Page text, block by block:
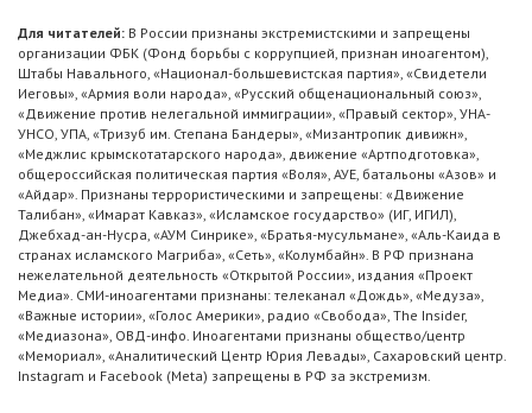
Для читателей: В России признаны экстремистскими и запрещены
организации ФБК (Фонд борьбы с коррупцией, признан иноагентом),
Штабы Навального, «Национал-большевистская партия», «Свидетели
Иеговы», «Армия воли народа», «Русский общенациональный союз»,
«Движение против нелегальной иммиграции», «Правый сектор», УНА-
УНСО, УПА, «Тризуб им. Степана Бандеры», «Мизантропик дивижн»,
«Меджлис крымскотатарского народа», движение «Артподготовка»,
общероссийская политическая партия «Воля», АУЕ, батальоны «Азов» и
«Айдар». Признаны террористическими и запрещены: «Движение
Талибан», «Имарат Кавказ», «Исламское государство» (ИГ, ИГИЛ),
Джебхад-ан-Нусра, «АУМ Синрике», «Братья-мусульмане», «Аль-Каида в
странах исламского Магриба», «Сеть», «Колумбайн». В РФ признана
нежелательной деятельность «Открытой России», издания «Проект
Медиа». СМИ-иноагентами признаны: телеканал «Дождь», «Медуза»,
«Важные истории», «Голос Америки», радио «Свобода», The Insider,
«Медиазона», ОВД-инфо. Иноагентами признаны общество/центр
«Мемориал», «Аналитический Центр Юрия Левады», Сахаровский центр.
Instagram и Facebook (Metа) запрещены в РФ за экстремизм.